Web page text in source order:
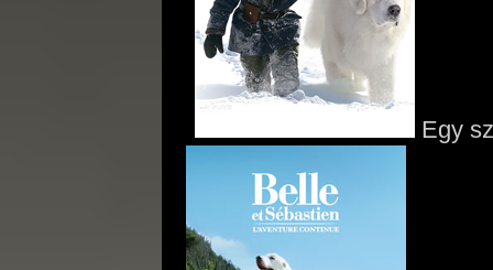
Egy